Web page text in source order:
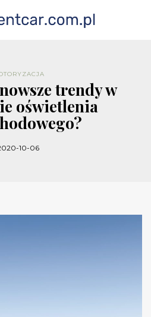
trendy w
oświetlenia
10-06